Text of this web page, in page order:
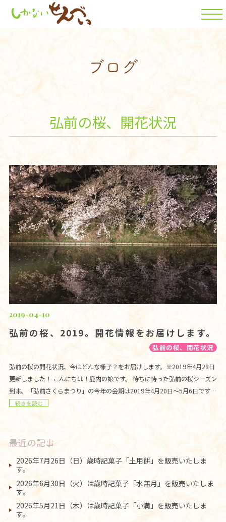
弘前の桜、開花状況
2019-04-10
弘前の桜、2019。開花情報をお届けします。
弘前の桜、開花状況
弘前の桜の開花状況、今はどんな様子？をお届けします。※2019年4月28日
更新しました！ こんにちは！鹿内の娘です。 待ちに待った弘前の桜シーズン
到来。「弘前さくらまつり」の今年の会期は2019年4月20日〜5月6日です…
続きを読む
最近の記事
2026年7月26日（日）歳時記菓子「土用餅」を販売いたしま
す。
2026年6月30日（火）は歳時記菓子「水無月」を販売いたしま
す。
2026年5月21日（木）は歳時記菓子「小満」を販売いたしま
す。